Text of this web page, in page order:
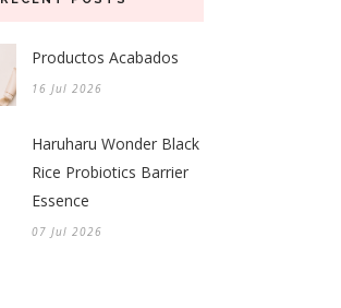
Productos Acabados
16 Jul 2026
Haruharu Wonder Black
Rice Probiotics Barrier
Essence
07 Jul 2026